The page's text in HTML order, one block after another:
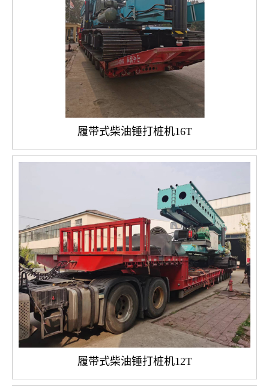
履带式柴油锤打桩机16T
履带式柴油锤打桩机12T